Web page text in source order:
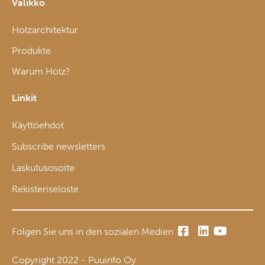
Valikko
Holzarchitektur
Produkte
Warum Holz?
Linkit
Käyttöehdot
Subscribe newsletters
Laskutusosoite
Rekisteriseloste
Folgen Sie uns in den sozialen Medien
Copyright 2022 - Puuinfo Oy